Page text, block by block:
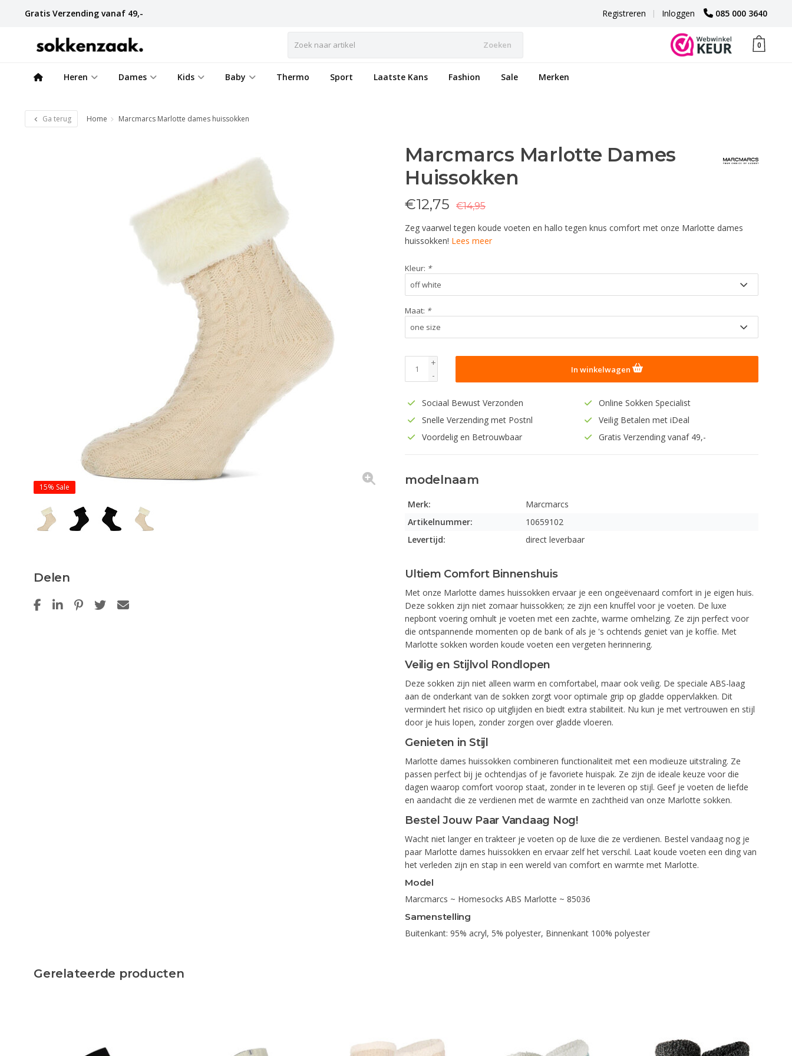
Gratis Verzending vanaf 49,- 085 000 3640
Inloggen
|
Registreren
Zoeken 0
Heren Dames Kids Baby Thermo Sport Laatste Kans Fashion Sale Merken
Ga terug Home Marcmarcs Marlotte dames huissokken
15% Sale
Delen
Marcmarcs Marlotte Dames
Huissokken
€12,75
€14,95
Zeg vaarwel tegen koude voeten en hallo tegen knus comfort met onze Marlotte dames
huissokken! Lees meer
Kleur: *
Maat: *
+
-
In winkelwagen
Sociaal Bewust Verzonden
Online Sokken Specialist
Snelle Verzending met Postnl
Veilig Betalen met iDeal
Voordelig en Betrouwbaar
Gratis Verzending vanaf 49,-
modelnaam
Merk:
Marcmarcs
Artikelnummer:
10659102
Levertijd:
direct leverbaar
Ultiem Comfort Binnenshuis
Met onze Marlotte dames huissokken ervaar je een ongeëvenaard comfort in je eigen huis.
Deze sokken zijn niet zomaar huissokken; ze zijn een knuffel voor je voeten. De luxe
nepbont voering omhult je voeten met een zachte, warme omhelzing. Ze zijn perfect voor
die ontspannende momenten op de bank of als je 's ochtends geniet van je koffie. Met
Marlotte sokken worden koude voeten een vergeten herinnering.
Veilig en Stijlvol Rondlopen
Deze sokken zijn niet alleen warm en comfortabel, maar ook veilig. De speciale ABS-laag
aan de onderkant van de sokken zorgt voor optimale grip op gladde oppervlakken. Dit
vermindert het risico op uitglijden en biedt extra stabiliteit. Nu kun je met vertrouwen en stijl
door je huis lopen, zonder zorgen over gladde vloeren.
Genieten in Stijl
Marlotte dames huissokken combineren functionaliteit met een modieuze uitstraling. Ze
passen perfect bij je ochtendjas of je favoriete huispak. Ze zijn de ideale keuze voor die
dagen waarop comfort voorop staat, zonder in te leveren op stijl. Geef je voeten de liefde
en aandacht die ze verdienen met de warmte en zachtheid van onze Marlotte sokken.
Bestel Jouw Paar Vandaag Nog!
Wacht niet langer en trakteer je voeten op de luxe die ze verdienen. Bestel vandaag nog je
paar Marlotte dames huissokken en ervaar zelf het verschil. Laat koude voeten een ding van
het verleden zijn en stap in een wereld van comfort en warmte met Marlotte.
Model
Marcmarcs ~ Homesocks ABS Marlotte ~ 85036
Samenstelling
Buitenkant: 95% acryl, 5% polyester, Binnenkant 100% polyester
Gerelateerde producten